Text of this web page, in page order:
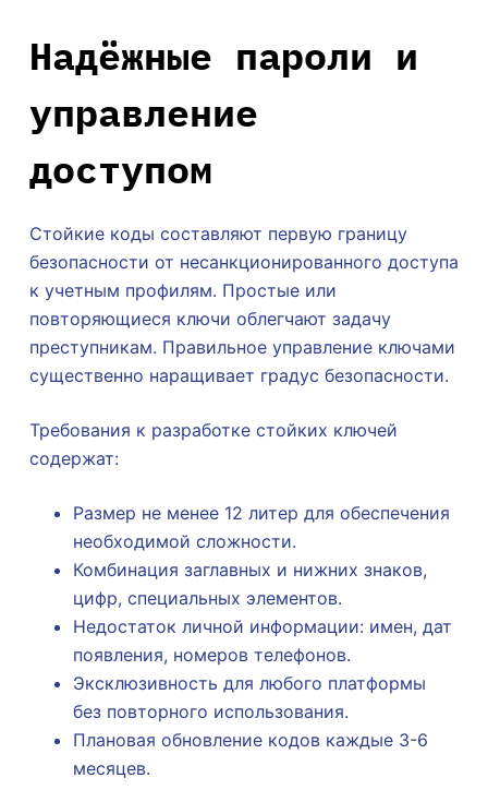
Надёжные пароли и
управление
доступом
Стойкие коды составляют первую границу
безопасности от несанкционированного доступа
к учетным профилям. Простые или
повторяющиеся ключи облегчают задачу
преступникам. Правильное управление ключами
существенно наращивает градус безопасности.
Требования к разработке стойких ключей
содержат:
Размер не менее 12 литер для обеспечения
необходимой сложности.
Комбинация заглавных и нижних знаков,
цифр, специальных элементов.
Недостаток личной информации: имен, дат
появления, номеров телефонов.
Эксклюзивность для любого платформы
без повторного использования.
Плановая обновление кодов каждые 3-6
месяцев.